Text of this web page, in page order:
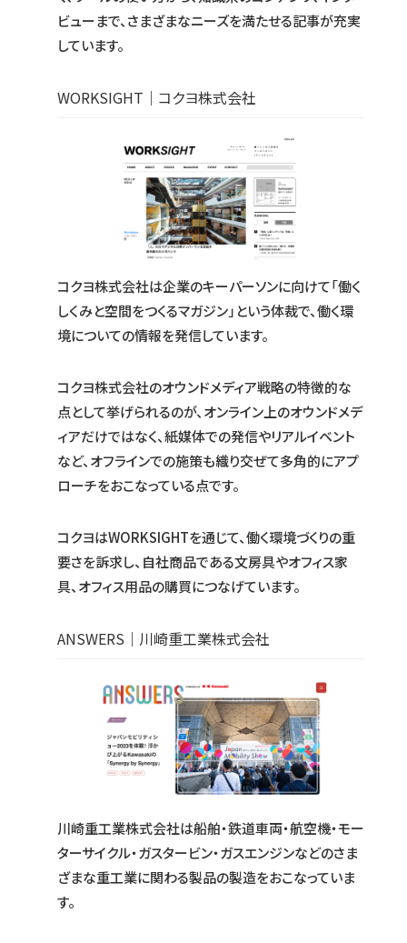
ビューまで、さまざまなニーズを満たせる記事が充実
しています。
WORKSIGHT｜コクヨ株式会社
コクヨ株式会社は企業のキーパーソンに向けて「働く
しくみと空間をつくるマガジン」という体裁で、働く環
境についての情報を発信しています。
コクヨ株式会社のオウンドメディア戦略の特徴的な
点として挙げられるのが、オンライン上のオウンドメデ
ィアだけではなく、紙媒体での発信やリアルイベント
など、オフラインでの施策も織り交ぜて多角的にアプ
ローチをおこなっている点です。
コクヨはWORKSIGHTを通じて、働く環境づくりの重
要さを訴求し、自社商品である文房具やオフィス家
具、オフィス用品の購買につなげています。
ANSWERS｜川崎重工業株式会社
川崎重工業株式会社は船舶・鉄道車両・航空機・モー
ターサイクル・ガスタービン・ガスエンジンなどのさま
ざまな重工業に関わる製品の製造をおこなっていま
す。